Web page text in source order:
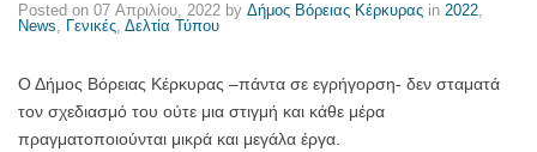
Posted on 07 Απριλίου, 2022 by Δήμος Βόρειας Κέρκυρας in 2022
News
Γενικές Δελτία Τύπου
Ο Δήμος Βόρειας Κέρκυρας –πάντα σε εγρήγορση- δεν σταματά
τον σχεδιασμό του ούτε μια στιγμή και κάθε μέρα
πραγματοποιούνται μικρά και μεγάλα έργα.